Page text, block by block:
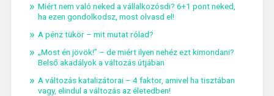
Miért nem való neked a vállalkozósdi? 6+1 pont neked,
ha ezen gondolkodsz, most olvasd el!
A pénz tükör – mit mutat rólad?
„Most én jövök!” – de miért ilyen nehéz ezt kimondani?
Belső akadályok a változás útjában
A változás katalizátorai – 4 faktor, amivel ha tisztában
vagy, elindul a változás az életedben!